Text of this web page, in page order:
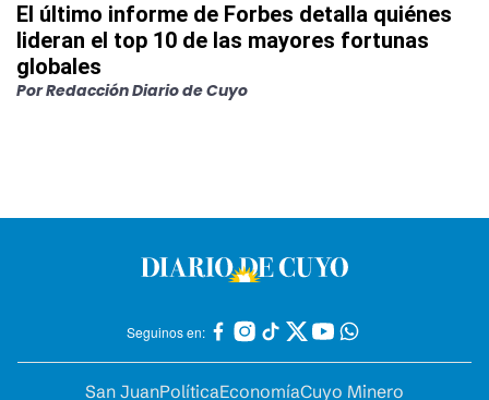
El último informe de Forbes detalla quiénes
lideran el top 10 de las mayores fortunas
globales
PorRedacción Diario de Cuyo
Seguinos en:
San JuanPolíticaEconomíaCuyo Minero